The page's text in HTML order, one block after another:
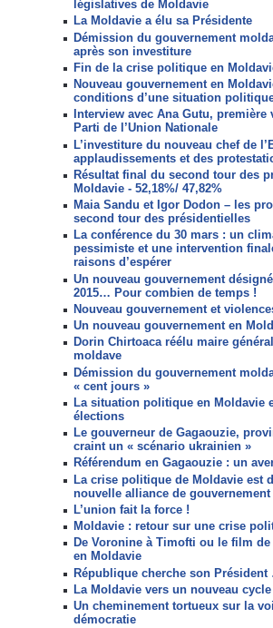
législatives de Moldavie
La Moldavie a élu sa Présidente
Démission du gouvernement
après son investiture
Fin de la crise politique en
Nouveau gouvernement en
conditions d’une situation
Interview avec Ana Gutu, première
Parti de l’Union Nationale
L’investiture du nouveau chef de
applaudissements et des
Résultat final du second tour des
Moldavie - 52,18%/ 47,82%
Maia Sandu et Igor Dodon – les
second tour des présidentielles
La conférence du 30 mars : un
pessimiste et une intervention
raisons d’espérer
Un nouveau gouvernement
2015… Pour combien de temps !
Nouveau gouvernement et
Un nouveau gouvernement en
Dorin Chirtoaca réélu maire
moldave
Démission du gouvernement
« cent jours »
La situation politique en Moldavie
élections
Le gouverneur de Gagaouzie,
craint un « scénario ukrainien »
Référendum en Gagaouzie : un
La crise politique de Moldavie est
nouvelle alliance de
L’union fait la force !
Moldavie : retour sur une crise
De Voronine à Timofti ou le film
en Moldavie
République cherche son
La Moldavie vers un nouveau
Un cheminement tortueux sur la
démocratie